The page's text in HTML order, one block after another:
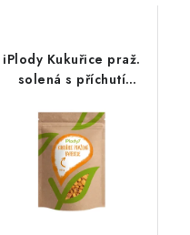
iPlody Kukuřice praž.
solená s příchutí